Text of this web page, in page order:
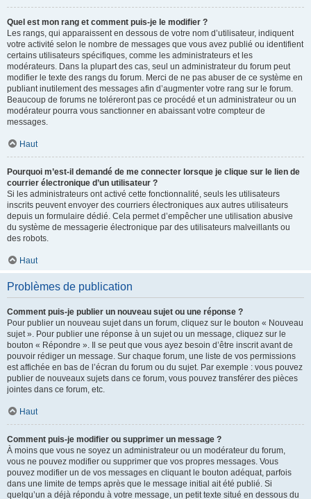
Quel est mon rang et comment puis-je le modifier ?
Les rangs, qui apparaissent en dessous de votre nom d’utilisateur, indiquent
votre activité selon le nombre de messages que vous avez publié ou identifient
certains utilisateurs spécifiques, comme les administrateurs et les
modérateurs. Dans la plupart des cas, seul un administrateur du forum peut
modifier le texte des rangs du forum. Merci de ne pas abuser de ce système en
publiant inutilement des messages afin d’augmenter votre rang sur le forum.
Beaucoup de forums ne toléreront pas ce procédé et un administrateur ou un
modérateur pourra vous sanctionner en abaissant votre compteur de
messages.
Haut
Pourquoi m’est-il demandé de me connecter lorsque je clique sur le lien de
courrier électronique d’un utilisateur ?
Si les administrateurs ont activé cette fonctionnalité, seuls les utilisateurs
inscrits peuvent envoyer des courriers électroniques aux autres utilisateurs
depuis un formulaire dédié. Cela permet d’empêcher une utilisation abusive
du système de messagerie électronique par des utilisateurs malveillants ou
des robots.
Haut
Problèmes de publication
Comment puis-je publier un nouveau sujet ou une réponse ?
Pour publier un nouveau sujet dans un forum, cliquez sur le bouton « Nouveau
sujet ». Pour publier une réponse à un sujet ou un message, cliquez sur le
bouton « Répondre ». Il se peut que vous ayez besoin d’être inscrit avant de
pouvoir rédiger un message. Sur chaque forum, une liste de vos permissions
est affichée en bas de l’écran du forum ou du sujet. Par exemple : vous pouvez
publier de nouveaux sujets dans ce forum, vous pouvez transférer des pièces
jointes dans ce forum, etc.
Haut
Comment puis-je modifier ou supprimer un message ?
À moins que vous ne soyez un administrateur ou un modérateur du forum,
vous ne pouvez modifier ou supprimer que vos propres messages. Vous
pouvez modifier un de vos messages en cliquant le bouton adéquat, parfois
dans une limite de temps après que le message initial ait été publié. Si
quelqu’un a déjà répondu à votre message, un petit texte situé en dessous du